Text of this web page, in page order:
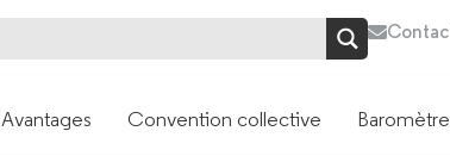
Avantages Convention collective